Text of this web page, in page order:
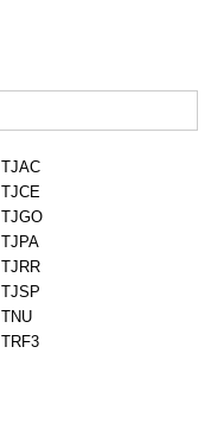
TJAC
TJCE
TJGO
TJPA
TJRR
TJSP
TNU
TRF3